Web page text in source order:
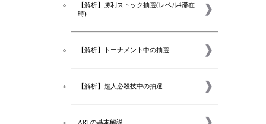
【解析】勝利ストック抽選(レベル4滞在
時)
【解析】トーナメント中の抽選
【解析】超人必殺技中の抽選
ARTの基本解説